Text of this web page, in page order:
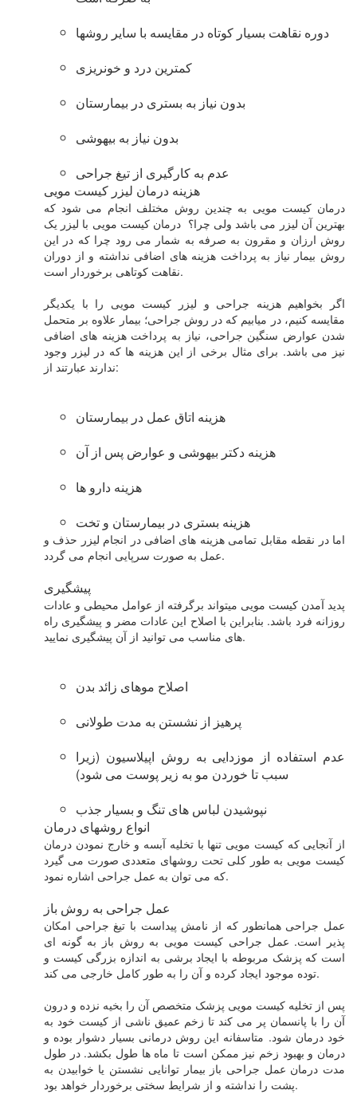
دوره نقاهت بسیار کوتاه در مقایسه با سایر روشها
کمترین درد و خونریزی
بدون نیاز به بستری در بیمارستان
بدون نیاز به بیهوشی
عدم به کارگیری از تیغ جراحی
هزینه درمان لیزر کیست مویی
درمان کیست مویی به چندین روش مختلف انجام می شود که
بهترین آن لیزر می باشد ولی چرا؟ درمان کیست مویی با لیزر یک
روش ارزان و مقرون به صرفه به شمار می رود چرا که در این
روش بیمار نیاز به پرداخت هزینه های اضافی نداشته و از دوران
نقاهت کوتاهی برخوردار است.
اگر بخواهیم هزینه جراحی و لیزر کیست مویی را با یکدیگر
مقایسه کنیم، در میابیم که در روش جراحی؛ بیمار علاوه بر متحمل
شدن عوارض سنگین جراحی، نیاز به پرداخت هزینه های اضافی
نیز می باشد. برای مثال برخی از این هزینه ها که در لیزر وجود
ندارند عبارتند از:
هزینه اتاق عمل در بیمارستان
هزینه دکتر بیهوشی و عوارض پس از آن
هزینه دارو ها
هزینه بستری در بیمارستان و تخت
اما در نقطه مقابل تمامی هزینه های اضافی در انجام لیزر حذف و
عمل به صورت سرپایی انجام می گردد.
پیشگیری
پدید آمدن کیست مویی میتواند برگرفته از عوامل محیطی و عادات
روزانه فرد باشد. بنابراین با اصلاح این عادات مضر و پیشگیری راه
های مناسب می توانید از آن پیشگیری نمایید.
اصلاح موهای زائد بدن
پرهیز از نشستن به مدت طولانی
عدم استفاده از موزدایی به روش اپیلاسیون (زیرا
سبب تا خوردن مو به زیر پوست می شود)
نپوشیدن لباس های تنگ و بسیار جذب
انواع روشهای درمان
از آنجایی که کیست مویی تنها با تخلیه آبسه و خارج نمودن درمان
کیست مویی به طور کلی تحت روشهای متعددی صورت می گیرد
که می توان به عمل جراحی اشاره نمود.
عمل جراحی به روش باز
عمل جراحی همانطور که از نامش پیداست با تیغ جراحی امکان
پذیر است. عمل جراحی کیست مویی به روش باز به گونه ای
است که پزشک مربوطه با ایجاد برشی به اندازه بزرگی کیست و
توده موجود ایجاد کرده و آن را به طور کامل خارجی می کند.
پس از تخلیه کیست مویی پزشک متخصص آن را بخیه نزده و درون
آن را با پانسمان پر می کند تا زخم عمیق ناشی از کیست خود به
خود درمان شود. متاسفانه این روش درمانی بسیار دشوار بوده و
درمان و بهبود زخم نیز ممکن است تا ماه ها طول بکشد. در طول
مدت درمان عمل جراحی باز بیمار توانایی نشستن یا خوابیدن به
پشت را نداشته و از شرایط سختی برخوردار خواهد بود.